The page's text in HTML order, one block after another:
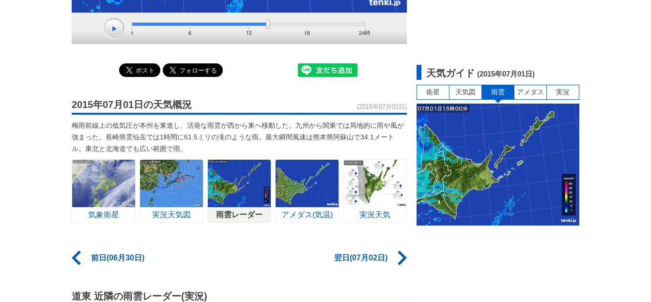
2015年07月01日の天気概況 (2015年07月01日)
梅雨前線上の低気圧が本州を東進し、活発な雨雲が西から東へ移動した。九州から関東では局地的に雨や風が
強まった。長崎県雲仙岳では1時間に61.5ミリの滝のような雨。最大瞬間風速は熊本県阿蘇山で34.1メート
ル。東北と北海道でも広い範囲で雨。
気象衛星 実況天気図 雨雲レーダー アメダス(気温) 実況天気
前日(06月30日) 翌日(07月02日)
道東 近隣の雨雲レーダー(実況)
天気ガイド (2015年07月01日)
衛星 天気図 雨雲 アメダス 実況